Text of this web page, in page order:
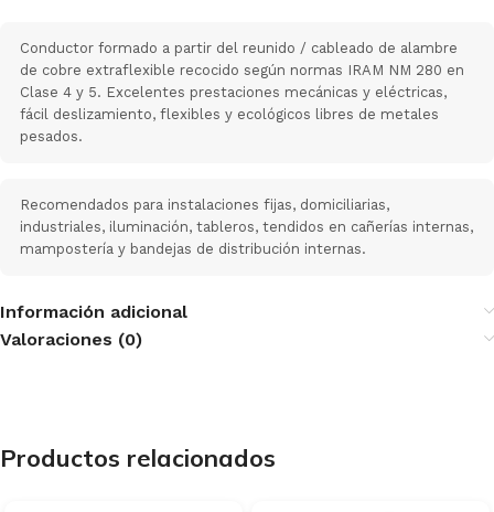
Conductor formado a partir del reunido / cableado de alambre
de cobre extraflexible recocido según normas IRAM NM 280 en
Clase 4 y 5. Excelentes prestaciones mecánicas y eléctricas,
fácil deslizamiento, flexibles y ecológicos libres de metales
pesados.
Recomendados para instalaciones fijas, domiciliarias,
industriales, iluminación, tableros, tendidos en cañerías internas,
mampostería y bandejas de distribución internas.
Información adicional
Valoraciones (0)
Productos relacionados